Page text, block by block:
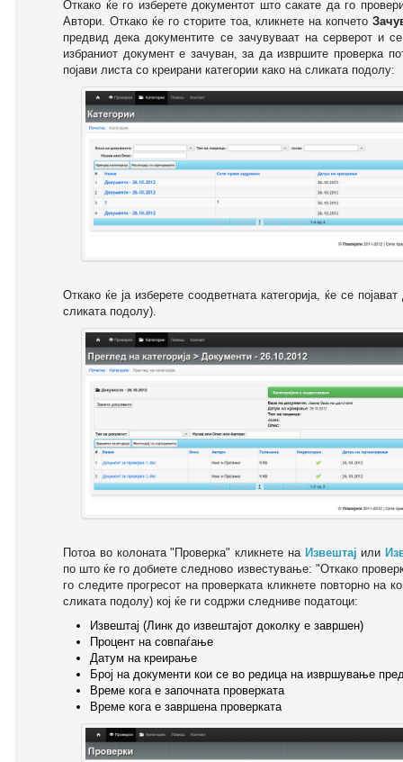
Откако ќе го изберете документот што сакате да го
Автори. Откако ќе го сторите тоа, кликнете на копчето
предвид дека документите се зачувуваат на серверот и
избраниот документ е зачуван, за да извршите проверка
појави листа со креирани категории како на сликата подолу:
Откако ќе ја изберете соодветната категорија, ќе се
сликата подолу).
Потоа во колоната "Проверка" кликнете на Извештај или
по што ќе го добиете следново известување: "Oткако
го следите прогресот на проверката кликнете повторно на
сликата подолу) кој ќе ги содржи следниве податоци:
Извештај (Линк до извештајот доколку е завршен)
Процент на совпаѓање
Датум на креирање
Број на документи кои се во редица на извршување
Време кога е започната проверката
Време кога е завршена проверката